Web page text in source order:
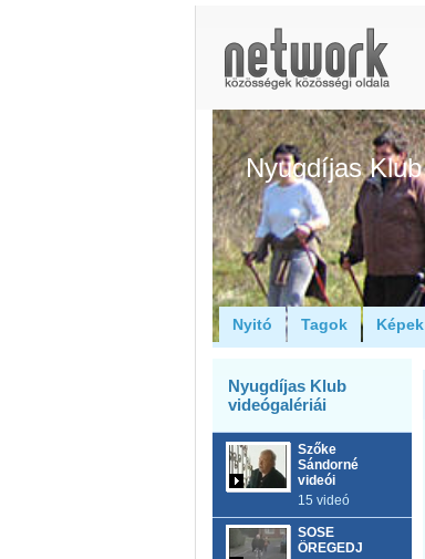
Nyugdíjas Klub
Nyitó Tagok Képek
Nyugdíjas Klub
videógalériái
Szőke
Sándorné
videói
15 videó
SOSE
ÖREGEDJ